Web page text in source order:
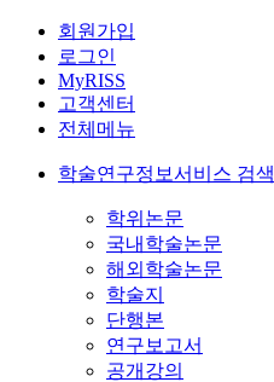
회원가입
로그인
MyRISS
고객센터
전체메뉴
학술연구정보서비스 검색
학위논문
국내학술논문
해외학술논문
학술지
단행본
연구보고서
공개강의